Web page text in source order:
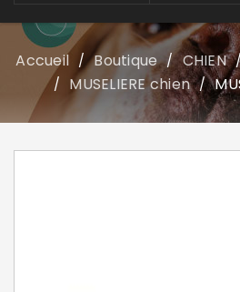
Accueil / Boutique / CHIEN
/ MUSELIERE chien /